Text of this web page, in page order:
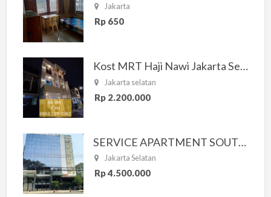
Jakarta
Rp 650
Kost MRT Haji Nawi Jakarta Selatan
Jakarta selatan
Rp 2.200.000
SERVICE APARTMENT SOUTH RESIDENCE
Jakarta Selatan
Rp 4.500.000